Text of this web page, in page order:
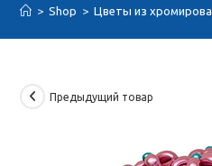
> Shop > Цветы из
Предыдущий товар